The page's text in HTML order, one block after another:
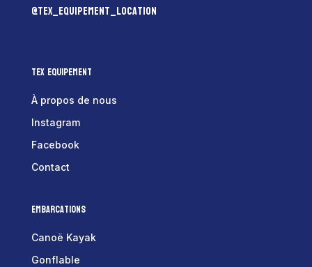
@tex_equipement_location
Tex Equipement
À propos de nous
Instagram
Facebook
Contact
Embarcations
Canoë Kayak
Gonflable